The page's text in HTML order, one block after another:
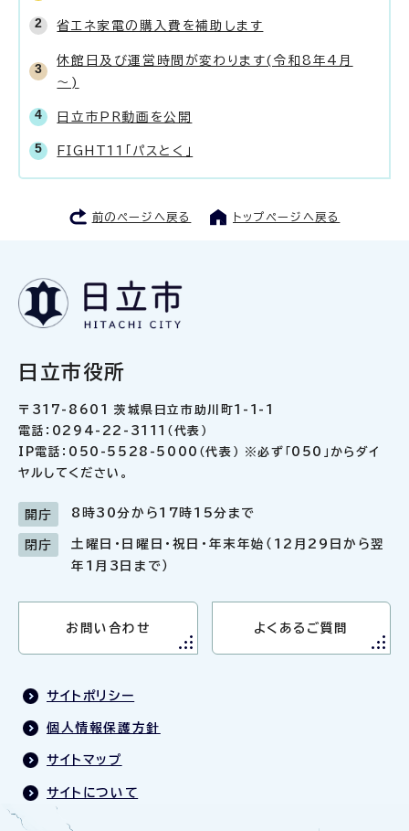
省エネ家電の購入費を補助します
休館日及び運営時間が変わります(令和8年4月
～)
日立市PR動画を公開
FIGHT11「パスとく」
前のページへ戻る トップページへ戻る
日立市役所
〒317-8601 茨城県日立市助川町1-1-1
電話：0294-22-3111（代表）
IP電話：050-5528-5000（代表） ※必ず「050」からダイ
ヤルしてください。
開庁 8時30分から17時15分まで
閉庁
土曜日・日曜日・祝日・年末年始（12月29日から翌
年1月3日まで）
お問い合わせ よくあるご質問
サイトポリシー
個人情報保護方針
サイトマップ
サイトについて